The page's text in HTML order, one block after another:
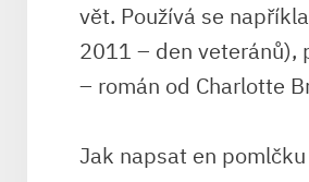
vět. Používá se
2011 – den veteránů),
– román od Charlotte
Jak napsat en